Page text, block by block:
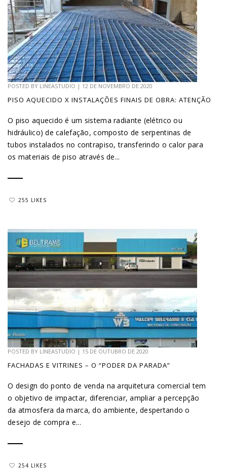
POSTED BY LINEASTUDIO | 12 DE NOVEMBRO DE 2020
PISO AQUECIDO X INSTALAÇÕES FINAIS DE OBRA: ATENÇÃO
O piso aquecido é um sistema radiante (elétrico ou
hidráulico) de calefação, composto de serpentinas de
tubos instalados no contrapiso, transferindo o calor para
os materiais de piso através de...
255 LIKES
POSTED BY LINEASTUDIO | 15 DE OUTUBRO DE 2020
FACHADAS E VITRINES – O “PODER DA PARADA”
O design do ponto de venda na arquitetura comercial tem
o objetivo de impactar, diferenciar, ampliar a percepção
da atmosfera da marca, do ambiente, despertando o
desejo de compra e...
254 LIKES